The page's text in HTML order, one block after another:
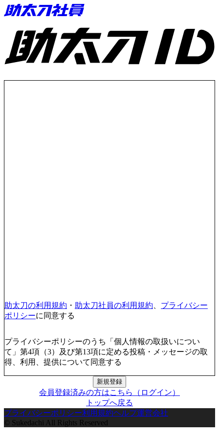
助太刀ID
助太刀の利用規約 ・ 助太刀社員の利用規約
プライバシー
ポリシーに同意する
プライバシーポリシーのうち「個人情報の取扱いについ
て」第4項（3）及び第13項に定める投稿・メッセージの取
得、利用、提供について同意する
新規登録
会員登録済みの方はこちら（ログイン）
トップへ戻る
プライバシーポリシー利用規約ヘルプ運営会社
© Sukedachi All Rights Reserved